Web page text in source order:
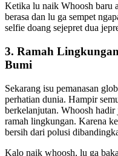
Ketika lu naik Whoosh baru
berasa dan lu ga sempet
selfie doang sejepret dua
3. Ramah
Bumi
Sekarang isu pemanasan
perhatian dunia. Hampir
berkelanjutan. Whoosh hadir
ramah lingkungan. Karena
bersih dari polusi
Kalo naik whoosh, lu ga